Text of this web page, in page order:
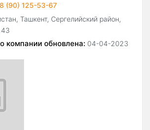
(90) 125-53-67
Ташкент, Сергелийский район,
43
компании обновлена: 04-04-2023